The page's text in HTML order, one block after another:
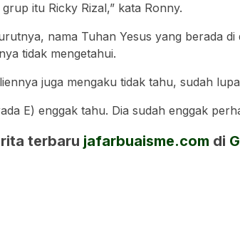
itu Ricky Rizal,” kata Ronny.
nama Tuhan Yesus yang berada
tidak mengetahui.
juga mengaku tidak tahu, sudah
E) enggak tahu. Dia sudah enggak
terbaru jafarbuaisme.com di